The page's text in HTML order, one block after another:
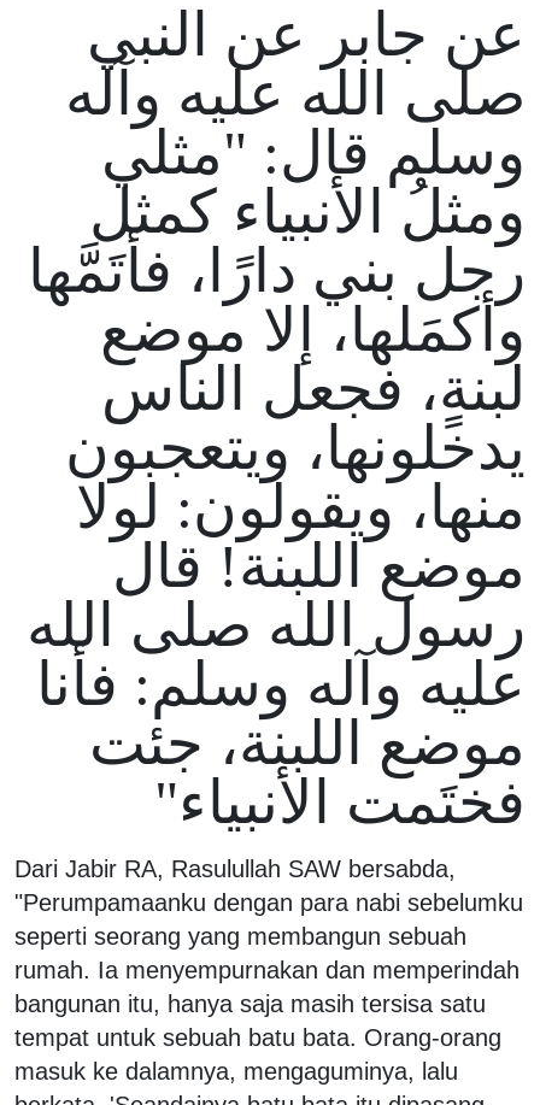
عن جابر عن النبي
صلى الله عليه وآله
وسلم قال: "مثلي
ومثلُ الأنبياء كمثل
رجل بني دارًا، فأتَمَّها
وأكمَلها، إلا موضع
لبنةٍ، فجعل الناس
يدخلونها، ويتعجبون
منها، ويقولون: لولا
موضع اللبنة! قال
رسول الله صلى الله
عليه وآله وسلم: فأنا
موضع اللبنة، جئت
فختَمت الأنبياء"
Dari Jabir RA, Rasulullah SAW bersabda,
"Perumpamaanku dengan para nabi sebelumku
seperti seorang yang membangun sebuah
rumah. Ia menyempurnakan dan memperindah
bangunan itu, hanya saja masih tersisa satu
tempat untuk sebuah batu bata. Orang-orang
masuk ke dalamnya, mengaguminya, lalu